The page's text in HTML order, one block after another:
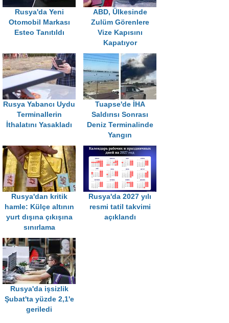
Rusya'da Yeni
Otomobil Markası
Esteo Tanıtıldı
ABD, Ülkesinde
Zulüm Görenlere
Vize Kapısını
Kapatıyor
Rusya Yabancı Uydu
Terminallerin
İthalatını Yasakladı
Tuapse'de İHA
Saldırısı Sonrası
Deniz Terminalinde
Yangın
Rusya'dan kritik
hamle: Külçe altının
yurt dışına çıkışına
sınırlama
Rusya'da 2027 yılı
resmi tatil takvimi
açıklandı
Rusya'da işsizlik
Şubat'ta yüzde 2,1'e
geriledi